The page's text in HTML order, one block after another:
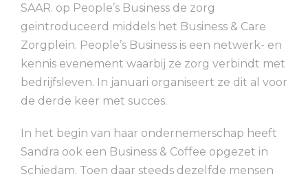
SAAR. op People’s Business de zorg
geintroduceerd middels het Business & Care
Zorgplein. People’s Business is een netwerk- en
kennis evenement waarbij ze zorg verbindt met
bedrijfsleven. In januari organiseert ze dit al voor
de derde keer met succes.
In het begin van haar ondernemerschap heeft
Sandra ook een Business & Coffee opgezet in
Schiedam. Toen daar steeds dezelfde mensen